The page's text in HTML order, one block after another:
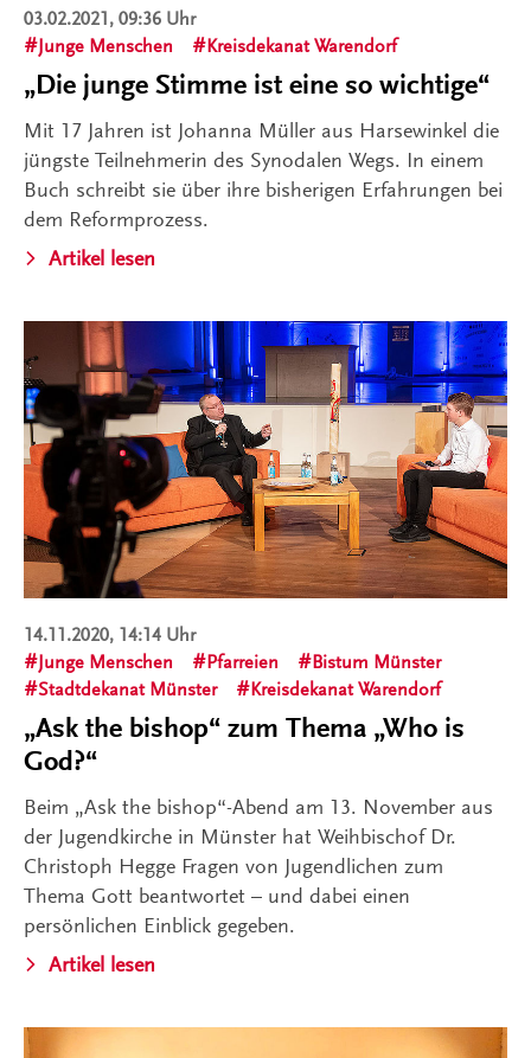
03.02.2021, 09:36 Uhr
Junge Menschen
Kreisdekanat Warendorf
„Die junge Stimme ist eine so wichtige“
Mit 17 Jahren ist Johanna Müller aus Harsewinkel die
jüngste Teilnehmerin des Synodalen Wegs. In einem
Buch schreibt sie über ihre bisherigen Erfahrungen bei
dem Reformprozess.
Artikel lesen
14.11.2020, 14:14 Uhr
Junge Menschen
Pfarreien
Bistum Münster
Stadtdekanat Münster
Kreisdekanat Warendorf
„Ask the bishop“ zum Thema „Who is
God?“
Beim „Ask the bishop“-Abend am 13. November aus
der Jugendkirche in Münster hat Weihbischof Dr.
Christoph Hegge Fragen von Jugendlichen zum
Thema Gott beantwortet – und dabei einen
persönlichen Einblick gegeben.
Artikel lesen